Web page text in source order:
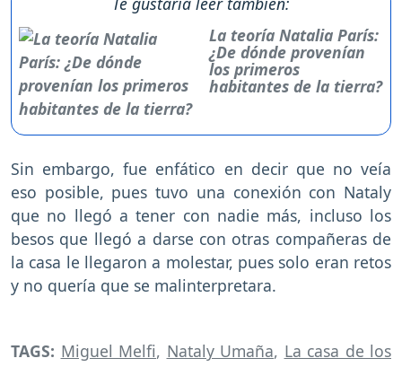
La teoría Natalia París:
¿De dónde provenían
los primeros
habitantes de la tierra?
Sin embargo, fue enfático en decir que no veía
eso posible, pues tuvo una conexión con Nataly
que no llegó a tener con nadie más, incluso los
besos que llegó a darse con otras compañeras de
la casa le llegaron a molestar, pues solo eran retos
y no quería que se malinterpretara.
TAGS: Miguel Melfi, Nataly Umaña, La casa de los